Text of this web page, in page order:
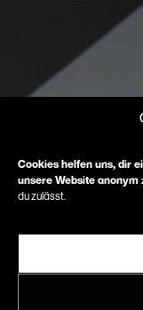
Cookies helfen uns, dir
unsere Website anonym
du zulässt.